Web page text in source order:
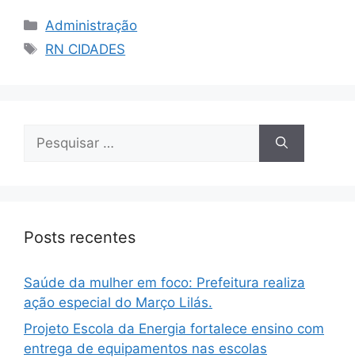
Administração
RN CIDADES
Posts recentes
Saúde da mulher em foco: Prefeitura realiza
ação especial do Março Lilás.
Projeto Escola da Energia fortalece ensino com
entrega de equipamentos nas escolas